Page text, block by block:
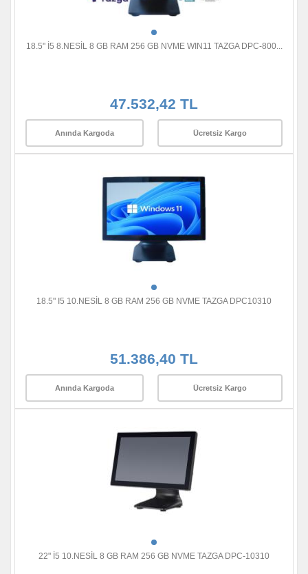
18.5" İ5 8.NESİL 8 GB RAM 256 GB NVME WIN11 TAZGA DPC-800...
47.532,42 TL
Anında Kargoda Ücretsiz Kargo
18.5" I5 10.NESİL 8 GB RAM 256 GB NVME TAZGA DPC10310
51.386,40 TL
Anında Kargoda Ücretsiz Kargo
22" İ5 10.NESİL 8 GB RAM 256 GB NVME TAZGA DPC-10310